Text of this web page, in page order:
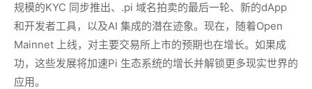
规模的KYC 同步推出、.pi 域名拍卖的最后一轮、新的dApp
和开发者工具，以及AI 集成的潜在迹象。现在，随着Open
Mainnet 上线，对主要交易所上市的预期也在增长。如果成
功，这些发展将加速Pi 生态系统的增长并解锁更多现实世界的
应用。